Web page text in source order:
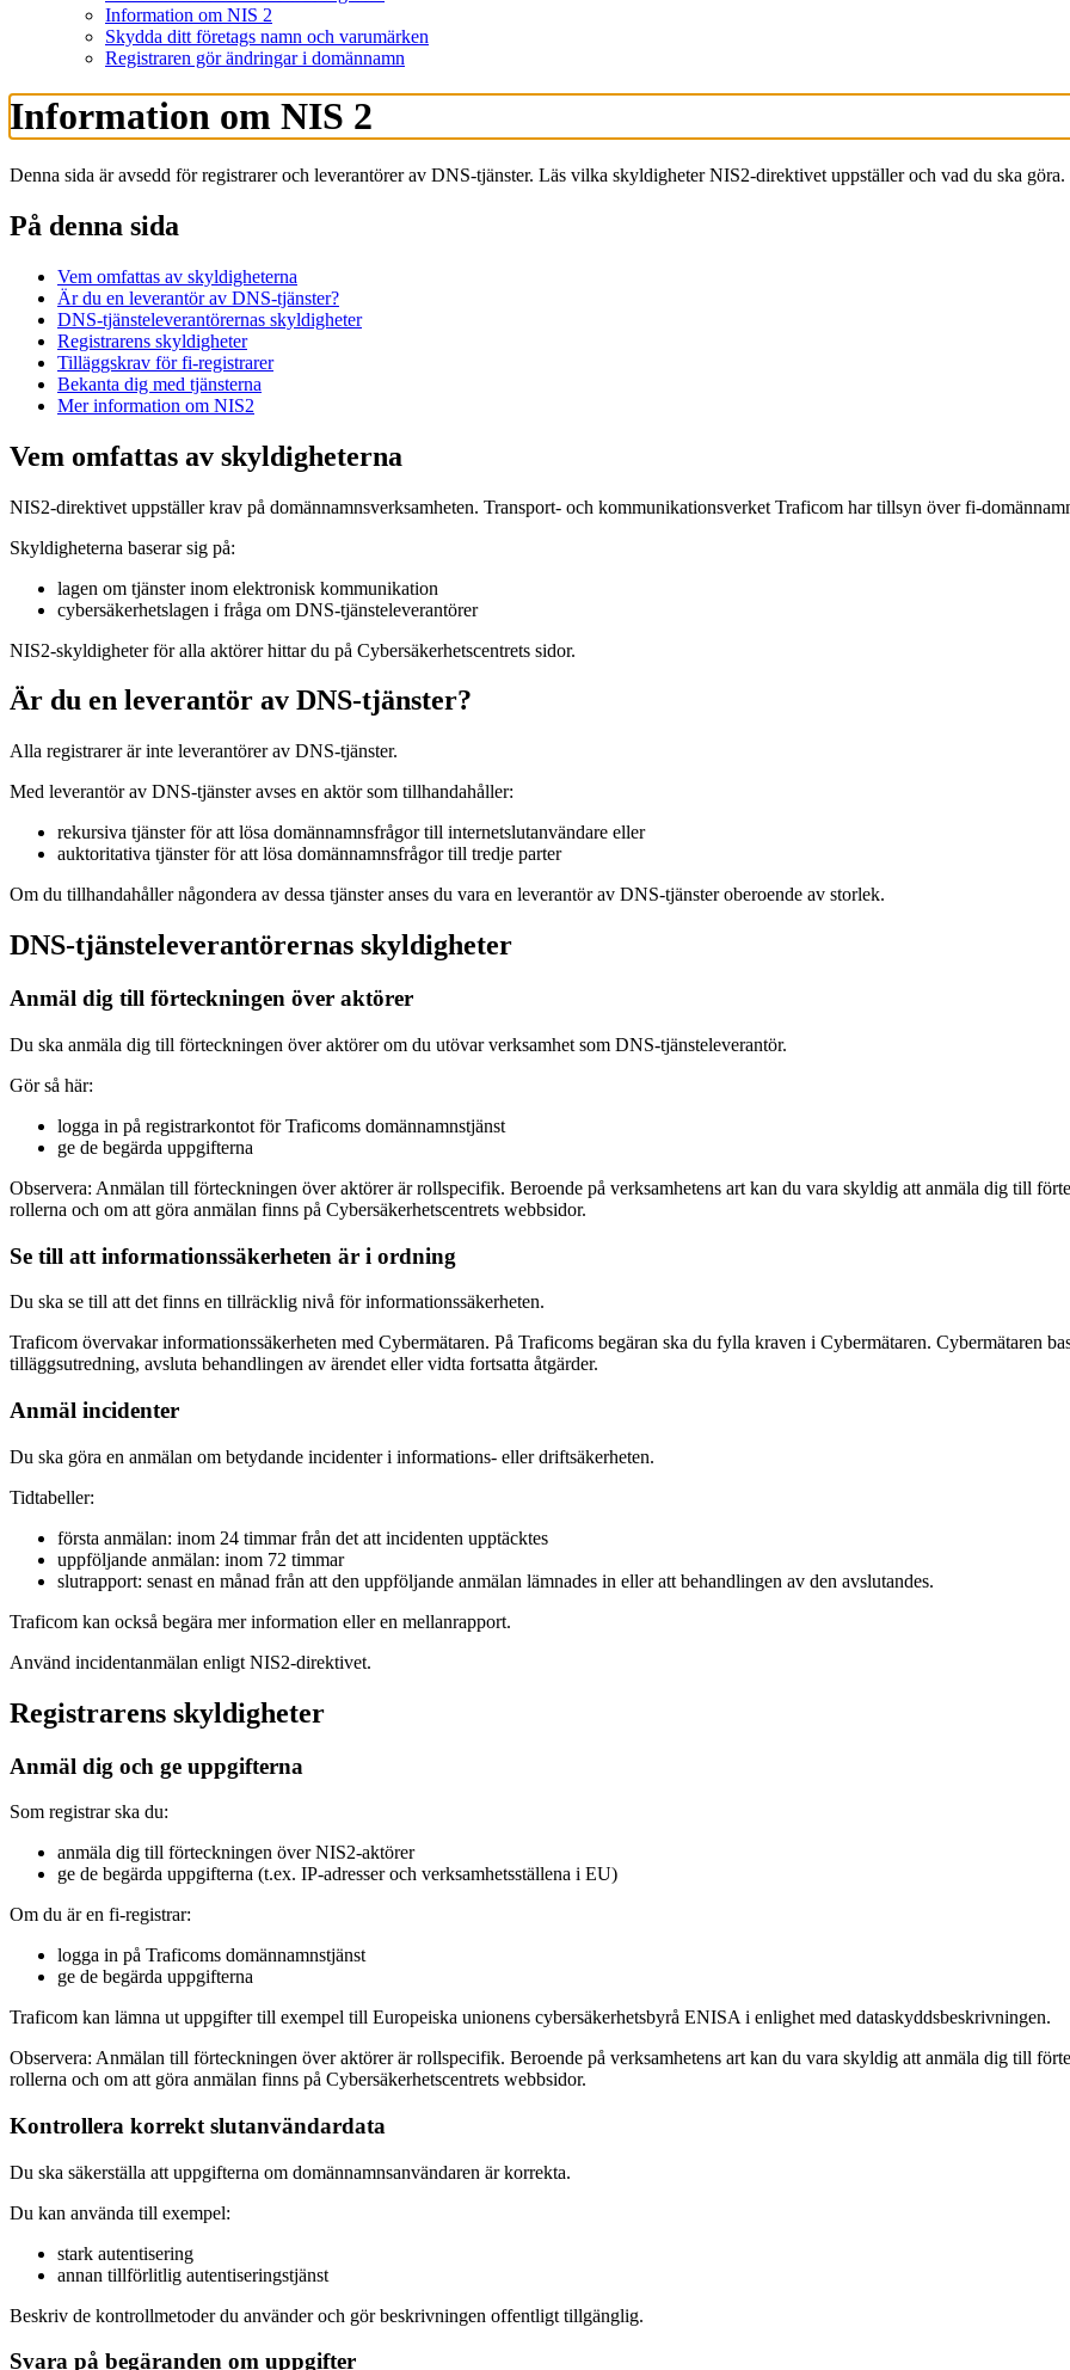
Information om NIS 2
Skydda ditt företags namn och varumärken
Registraren gör ändringar i domännamn
Information om NIS 2
Denna sida är avsedd för registrarer och leverantörer av DNS-tjänster. Läs vilka skyldigheter NIS2-direktivet uppställer och vad du ska göra.
På denna sida
Vem omfattas av skyldigheterna
Är du en leverantör av DNS-tjänster?
DNS-tjänsteleverantörernas skyldigheter
Registrarens skyldigheter
Tilläggskrav för fi-registrarer
Bekanta dig med tjänsterna
Mer information om NIS2
Vem omfattas av skyldigheterna
NIS2-direktivet uppställer krav på domännamnsverksamheten. Transport- och kommunikationsverket Traficom har tillsyn över fi-
Skyldigheterna baserar sig på:
lagen om tjänster inom elektronisk kommunikation
cybersäkerhetslagen i fråga om DNS-tjänsteleverantörer
NIS2-skyldigheter för alla aktörer hittar du på Cybersäkerhetscentrets sidor.
Är du en leverantör av DNS-tjänster?
Alla registrarer är inte leverantörer av DNS-tjänster.
Med leverantör av DNS-tjänster avses en aktör som tillhandahåller:
rekursiva tjänster för att lösa domännamnsfrågor till internetslutanvändare eller
auktoritativa tjänster för att lösa domännamnsfrågor till tredje parter
Om du tillhandahåller någondera av dessa tjänster anses du vara en leverantör av DNS-tjänster oberoende av storlek.
DNS-tjänsteleverantörernas skyldigheter
Anmäl dig till förteckningen över aktörer
Du ska anmäla dig till förteckningen över aktörer om du utövar verksamhet som DNS-tjänsteleverantör.
Gör så här:
logga in på registrarkontot för Traficoms domännamnstjänst
ge de begärda uppgifterna
Observera: Anmälan till förteckningen över aktörer är rollspecifik. Beroende på verksamhetens art kan du vara skyldig att anmäla dig till
rollerna och om att göra anmälan finns på Cybersäkerhetscentrets webbsidor.
Se till att informationssäkerheten är i ordning
Du ska se till att det finns en tillräcklig nivå för informationssäkerheten.
Traficom övervakar informationssäkerheten med Cybermätaren. På Traficoms begäran ska du fylla kraven i Cybermätaren. Cybermätaren
tilläggsutredning, avsluta behandlingen av ärendet eller vidta fortsatta åtgärder.
Anmäl incidenter
Du ska göra en anmälan om betydande incidenter i informations- eller driftsäkerheten.
Tidtabeller:
första anmälan: inom 24 timmar från det att incidenten upptäcktes
uppföljande anmälan: inom 72 timmar
slutrapport: senast en månad från att den uppföljande anmälan lämnades in eller att behandlingen av den avslutandes.
Traficom kan också begära mer information eller en mellanrapport.
Använd incidentanmälan enligt NIS2-direktivet.
Registrarens skyldigheter
Anmäl dig och ge uppgifterna
Som registrar ska du:
anmäla dig till förteckningen över NIS2-aktörer
ge de begärda uppgifterna (t.ex. IP-adresser och verksamhetsställena i EU)
Om du är en fi-registrar:
logga in på Traficoms domännamnstjänst
ge de begärda uppgifterna
Traficom kan lämna ut uppgifter till exempel till Europeiska unionens cybersäkerhetsbyrå ENISA i enlighet med dataskyddsbeskrivningen.
Observera: Anmälan till förteckningen över aktörer är rollspecifik. Beroende på verksamhetens art kan du vara skyldig att anmäla dig till
rollerna och om att göra anmälan finns på Cybersäkerhetscentrets webbsidor.
Kontrollera korrekt slutanvändardata
Du ska säkerställa att uppgifterna om domännamnsanvändaren är korrekta.
Du kan använda till exempel:
stark autentisering
annan tillförlitlig autentiseringstjänst
Beskriv de kontrollmetoder du använder och gör beskrivningen offentligt tillgänglig.
Svara på begäranden om uppgifter